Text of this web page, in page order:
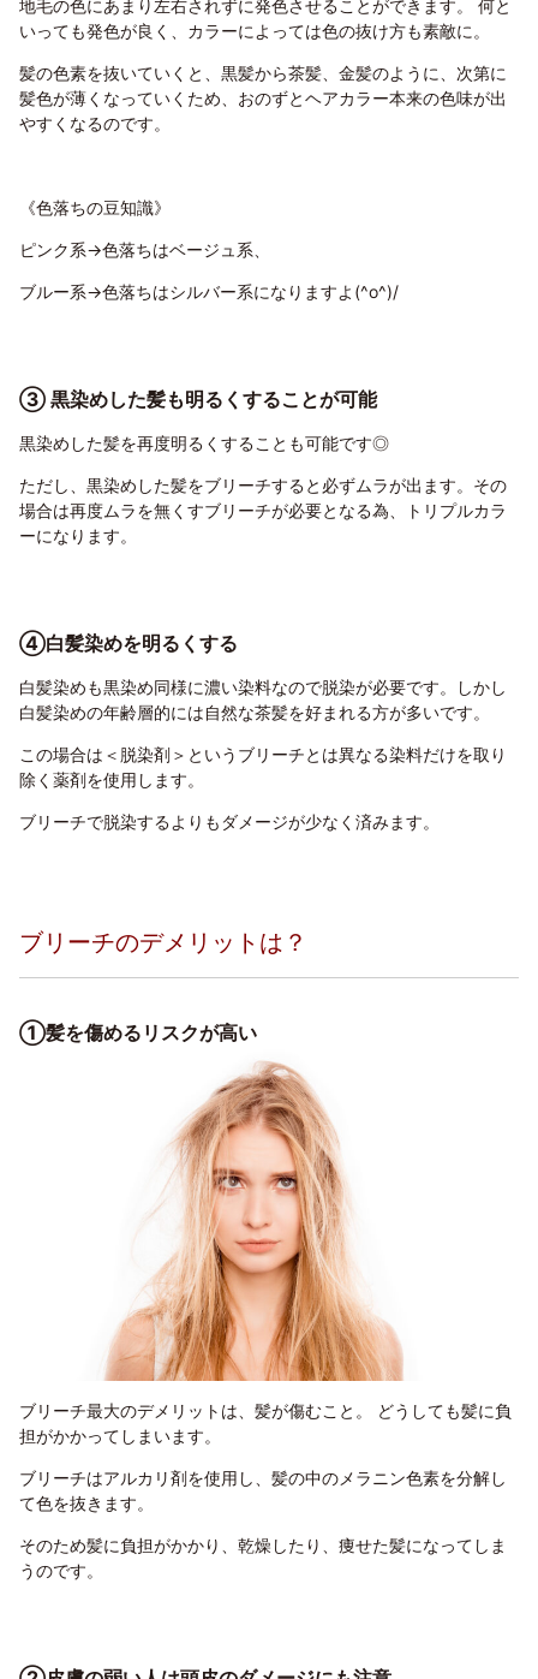
地毛の色にあまり左右されずに発色させることができます。 何と
いっても発色が良く、カラーによっては色の抜け方も素敵に。
髪の色素を抜いていくと、黒髪から茶髪、金髪のように、次第に
髪色が薄くなっていくため、おのずとヘアカラー本来の色味が出
やすくなるのです。
《色落ちの豆知識》
ピンク系→色落ちはベージュ系、
ブルー系→色落ちはシルバー系になりますよ(^o^)/
③ 黒染めした髪も明るくすることが可能
黒染めした髪を再度明るくすることも可能です◎
ただし、黒染めした髪をブリーチすると必ずムラが出ます。その
場合は再度ムラを無くすブリーチが必要となる為、トリプルカラ
ーになります。
④白髪染めを明るくする
白髪染めも黒染め同様に濃い染料なので脱染が必要です。しかし
白髪染めの年齢層的には自然な茶髪を好まれる方が多いです。
この場合は＜ 脱染剤＞ というブリーチとは異なる染料だけを取り
除く薬剤を使用します。
ブリーチで脱染するよりもダメージが少なく済みます。
ブリーチのデメリットは？
①髪を傷めるリスクが高い
ブリーチ最大のデメリットは、髪が傷むこと。 どうしても髪に負
担がかかってしまいます。
ブリーチはアルカリ剤を使用し、髪の中のメラニン色素を分解し
て色を抜きます。
そのため髪に負担がかかり、乾燥したり、痩せた髪になってしま
うのです。